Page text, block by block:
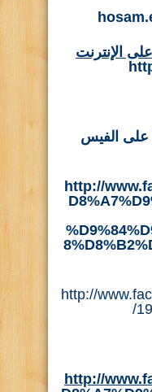
الإنترنت
على الفيس
http://
http://
/
http://